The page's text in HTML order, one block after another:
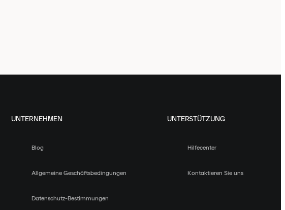
UNTERNEHMEN
Blog
Allgemeine Geschäftsbedingungen
Datenschutz-Bestimmungen
UNTERSTÜTZUNG
Hilfecenter
Kontaktieren Sie uns